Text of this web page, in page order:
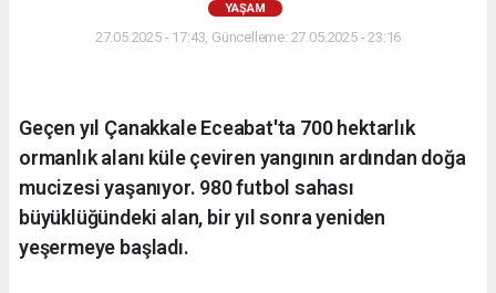
YAŞAM
27.05.2025 - 17:43, Güncelleme: 27.05.2025 - 23:16
Geçen yıl Çanakkale Eceabat'ta 700 hektarlık
ormanlık alanı küle çeviren yangının ardından doğa
mucizesi yaşanıyor. 980 futbol sahası
büyüklüğündeki alan, bir yıl sonra yeniden
yeşermeye başladı.